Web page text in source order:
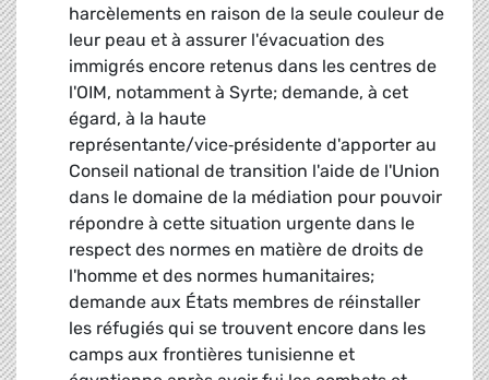
harcèlements en raison de la seule couleur de
leur peau et à assurer l'évacuation des
immigrés encore retenus dans les centres de
l'OIM, notamment à Syrte; demande, à cet
égard, à la haute
représentante/vice‑présidente d'apporter au
Conseil national de transition l'aide de l'Union
dans le domaine de la médiation pour pouvoir
répondre à cette situation urgente dans le
respect des normes en matière de droits de
l'homme et des normes humanitaires;
demande aux États membres de réinstaller
les réfugiés qui se trouvent encore dans les
camps aux frontières tunisienne et